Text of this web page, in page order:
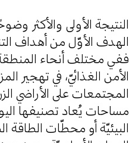
النتيجة الأولى والأكثر
الهدف الأوّل من أهداف
ففي مختلف أنحاء المنطقة،
الأمن الغذائيّ، في تهجير
المجتمعات على الأراضي
مساحات يُعاد تصنيفها
البيئيّة أو محطّات